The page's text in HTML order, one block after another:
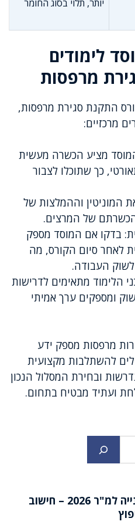
יותר, תלוי בסוג החומר
לימודים
מרפסות
התקנת סגירת מרפסות,
מרכזיים:
מציע הכשרה מעשית
כך שתוכלו לצבור
המוניטין וההמלצות של
של המרצים.
בדקו אם המוסד מספק
לאחר סיום הקורס, מה
העבודה.
הלימוד מתאימים לדרישות
ומספקים ערך אמיתי
מרפסות מספק ידע
להשתלבות מקצועית
ובחירת המסלול הנכון
ועתיד מבטיח בתחום.
מחשבון עלות בנייה למ"ר 2026 – חישוב